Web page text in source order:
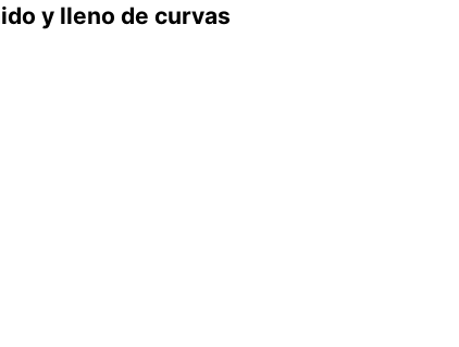
y lleno de curvas